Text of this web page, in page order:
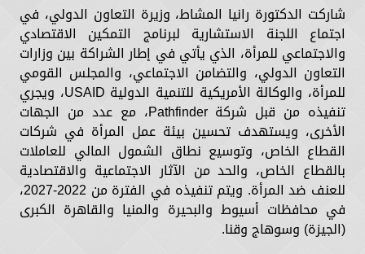
شاركت الدكتورة رانيا المشاط، وزيرة التعاون الدولي، في
اجتماع اللجنة الاستشارية لبرنامج التمكين الاقتصادي
والاجتماعي للمرأة، الذي يأتي في إطار الشراكة بين وزارات
التعاون الدولي، والتضامن الاجتماعي، والمجلس القومي
للمرأة، والوكالة الأمريكية للتنمية الدولية USAID، ويجري
تنفيذه من قبل شركة Pathfinder، مع عدد من الجهات
الأخرى، ويستهدف تحسين بيئة عمل المرأة في شركات
القطاع الخاص، وتوسيع نطاق الشمول المالي للعاملات
بالقطاع الخاص، والحد من الآثار الاجتماعية والاقتصادية
للعنف ضد المرأة. ويتم تنفيذه في الفترة من 2022-2027،
في محافظات أسيوط والبحيرة والمنيا والقاهرة الكبرى
(الجيزة) وسوهاج وقنا.